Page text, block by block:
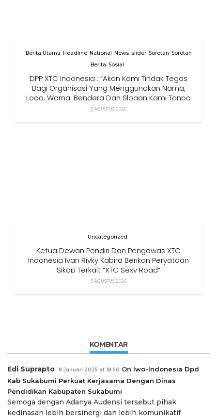
Berita Utama Headline National News slider Sorotan Sorotan
Berita Sosial
DPP XTC Indonesia : “Akan Kami Tindak Tegas
Bagi Organisasi Yang Menggunakan Nama,
Logo, Warna, Bendera Dan Slogan Kami Tanpa
Izin”
5 AGUSTUS 2026
Uncategorized
Ketua Dewan Pendiri Dan Pengawas XTC
Indonesia Ivan Rivky Kabira Berikan Peryataan
Sikap Terkait “XTC Sexy Road”
5 AGUSTUS 2026
KOMENTAR
Edi Suprapto 8 Januari 2025 at 18:50 On Iwo-Indonesia Dpd
Kab Sukabumi Perkuat Kerjasama Dengan Dinas
Pendidikan Kabupaten Sukabumi
Semoga dengan Adanya Audensi tersebut pihak
kedinasan lebih bersinergi dan lebih komunikatif